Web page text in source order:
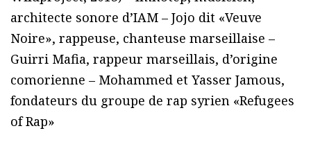
architecte sonore d’IAM – Jojo dit «Veuve
Noire», rappeuse, chanteuse marseillaise –
Guirri Mafia, rappeur marseillais, d’origine
comorienne – Mohammed et Yasser Jamous,
fondateurs du groupe de rap syrien «Refugees
of Rap»